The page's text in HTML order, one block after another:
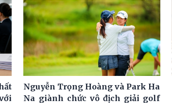
Nguyễn Trọng Hoàng và Park Ha
Na giành chức vô địch giải golf